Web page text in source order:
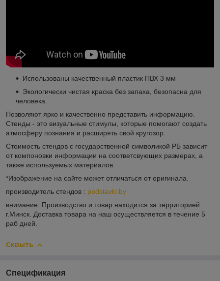
Использованы качественный пластик ПВХ 3 мм
Экологически чистая краска без запаха, безопасна для
человека.
Позволяют ярко и качественно представить информацию.
Стенды - это визуальные стимулы, которые помогают создать
атмосферу познания и расширять свой кругозор.
Стоимость стендов с государственной символикой РБ зависит
от компоновки информации на соответсвующих размерах, а
также используемых материалов.
*Изображение на сайте может отличаться от оригинала.
производитель стендов : podstavki.by
внимание: Производство и товар находится за территорией
г.Минск. Доставка товара на наш осуществляется в течение 5
раб дней.
Скрыть
Спецификация